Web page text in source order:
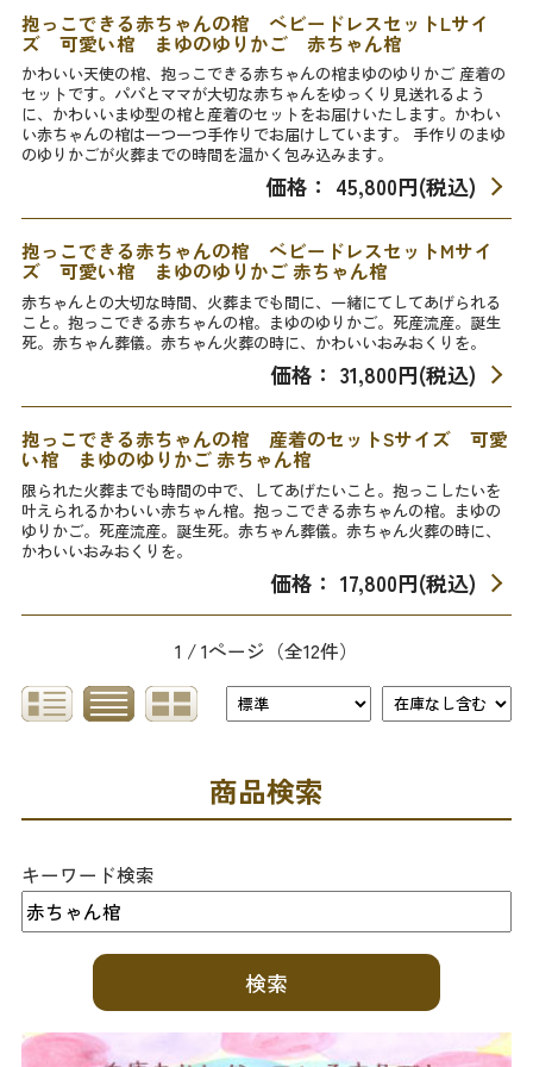
抱っこできる赤ちゃんの棺 ベビードレスセットLサイ
ズ 可愛い棺 まゆのゆりかご 赤ちゃん棺
かわいい天使の棺、抱っこできる赤ちゃんの棺まゆのゆりかご 産着の
セットです。パパとママが大切な赤ちゃんをゆっくり見送れるよう
に、かわいいまゆ型の棺と産着のセットをお届けいたします。かわい
い赤ちゃんの棺は一つ一つ手作りでお届けしています。 手作りのまゆ
のゆりかごが火葬までの時間を温かく包み込みます。
価格： 45,800円(税込)
抱っこできる赤ちゃんの棺 ベビードレスセットMサイ
ズ 可愛い棺 まゆのゆりかご 赤ちゃん棺
赤ちゃんとの大切な時間、火葬までも間に、一緒にてしてあげられる
こと。抱っこできる赤ちゃんの棺。まゆのゆりかご。死産流産。誕生
死。赤ちゃん葬儀。赤ちゃん火葬の時に、かわいいおみおくりを。
価格： 31,800円(税込)
抱っこできる赤ちゃんの棺 産着のセットSサイズ 可愛
い棺 まゆのゆりかご 赤ちゃん棺
限られた火葬までも時間の中で、してあげたいこと。抱っこしたいを
叶えられるかわいい赤ちゃん棺。抱っこできる赤ちゃんの棺。まゆの
ゆりかご。死産流産。誕生死。赤ちゃん葬儀。赤ちゃん火葬の時に、
かわいいおみおくりを。
価格： 17,800円(税込)
1 / 1ページ （全12件）
商品検索
キーワード検索